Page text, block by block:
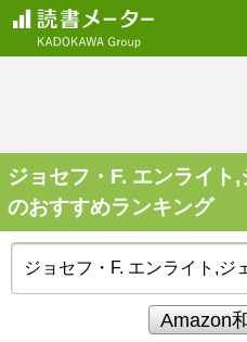
ジョセフ・F. エンライト
のおすすめランキング